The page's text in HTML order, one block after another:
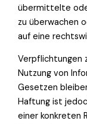
übermittelte
zu überwachen
auf eine
Verpflichtungen
Nutzung von
Gesetzen
Haftung ist
einer konkreten